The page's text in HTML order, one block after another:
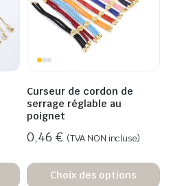
Curseur de cordon de
serrage réglable au
poignet
0,46 € (TVA NON incluse)
Choix des options